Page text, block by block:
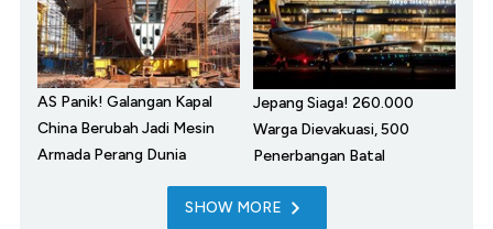
AS Panik! Galangan Kapal
China Berubah Jadi Mesin
Armada Perang Dunia
Jepang Siaga! 260.000
Warga Dievakuasi, 500
Penerbangan Batal
SHOW MORE